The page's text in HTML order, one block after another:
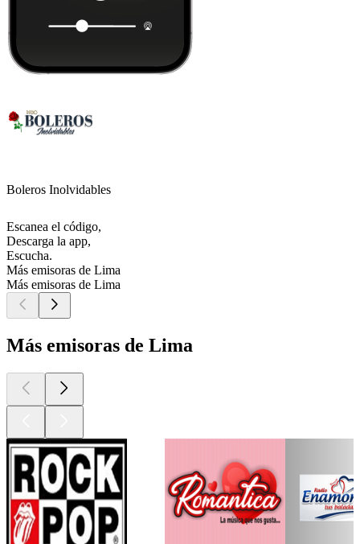
Boleros Inolvidables
Escanea el código,
Descarga la app,
Escucha.
Más emisoras de Lima
Más emisoras de Lima
Más emisoras de Lima